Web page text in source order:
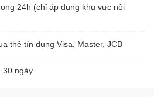
24h (chỉ áp dụng khu vực nội
thẻ tín dụng Visa, Master, JCB
30 ngày